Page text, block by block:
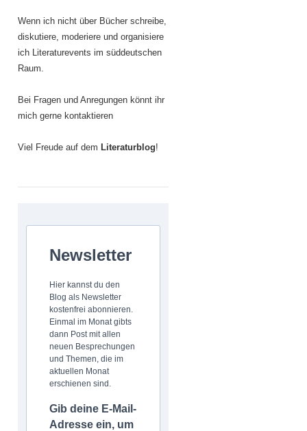
Wenn ich nicht über Bücher schreibe,
diskutiere, moderiere und organisiere
ich Literaturevents im süddeutschen
Raum.
Bei Fragen und Anregungen könnt ihr
mich gerne kontaktieren
Viel Freude auf dem Literaturblog!
Newsletter
Hier kannst du den
Blog als Newsletter
kostenfrei abonnieren.
Einmal im Monat gibts
dann Post mit allen
neuen Besprechungen
und Themen, die im
aktuellen Monat
erschienen sind.
Gib deine E-Mail-
Adresse ein, um